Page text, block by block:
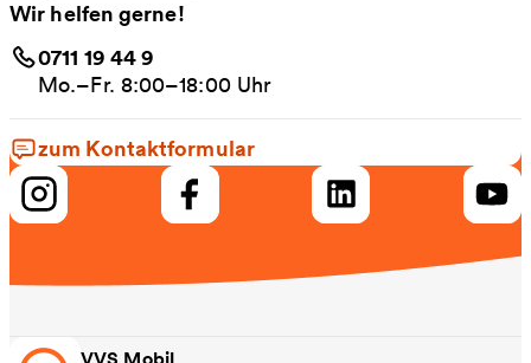
Wir helfen gerne!
0711 19 44 9
Mo.–Fr. 8:00–18:00 Uhr
zum Kontaktformular